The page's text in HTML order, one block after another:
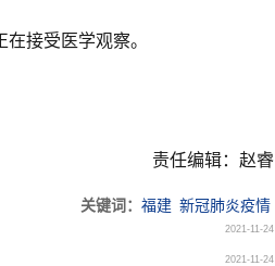
接受医学观察。
责任编辑：赵睿
关键词： 福建 新冠肺炎疫情
2021-11-24
2021-11-24